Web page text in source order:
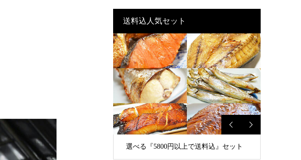
送料込人気セット
選べる『5800円以上で送料込』セット